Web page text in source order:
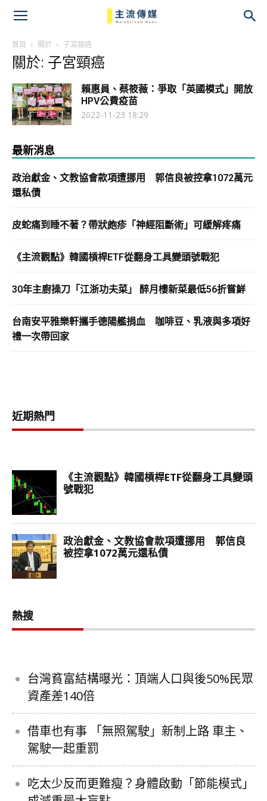
首頁 關於 子宮頸癌
關於: 子宮頸癌
賴惠員、蔡筱薇：爭取「英國模式」開放
HPV公費疫苗
2022-11-23 18:29
最新消息
政治獻金、文教協會款項遭挪用 郭信良被控拿1072萬元
還私債
皮蛇痛到睡不著？帶狀皰疹「神經阻斷術」可緩解疼痛
《主流觀點》韓國槓桿ETF從翻身工具變頭號戰犯
30年主廚操刀「江浙功夫菜」 醉月樓新菜最低56折嘗鮮
台南安平雅樂軒攜手德陽艦捐血 咖啡豆、乳液與多項好
禮一次帶回家
近期熱門
熱搜
台灣貧富結構曝光：頂端人口與後50%民眾
資產差140倍
借車也有事 「無照駕駛」新制上路 車主、
駕駛一起重罰
吃太少反而更難瘦？身體啟動「節能模式」